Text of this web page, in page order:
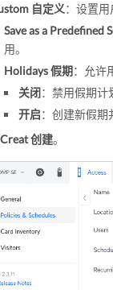
自定义：设置用
Save as a Predefined
用。
Holidays 假期：允许
关闭：禁用假期计
开启：创建新假期
Creat 创建。